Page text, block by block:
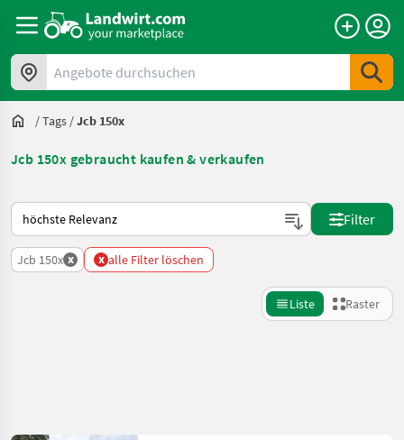
Angebote durchsuchen
/Tags /Jcb 150x
Jcb 150x gebraucht kaufen & verkaufen
So wird auf Landwirt.com sortiert
Filter
Jcb 150x x x alle Filter löschen
Liste Raster